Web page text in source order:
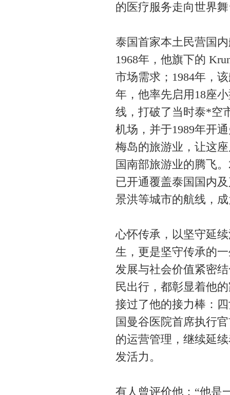
的医疗服务走向世界
泰国首家本土民营国
1968年，他旗下的
市场需求；1984年，
年，他率先启用18座
线，打破了当时泰*空
机场，并于1989年开
梅岛的旅游业，让这
国南部旅游业的腾飞
已开通覆盖泰国国内
景洪等城市的航线，
心怀传承，以坚守延
生，更是坚守传承的
发展与社会价值紧密
民出行，都彰显着他
接过了他的接力棒：四
国曼谷医院首席执行
的运营管理，继续延
发活力。
有人曾评价他：“他是